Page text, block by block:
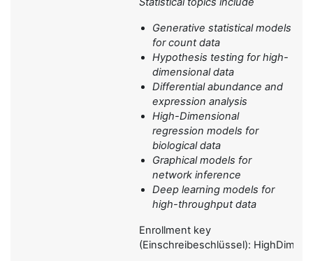
Generative statistical models
for count data
Hypothesis testing for high-
dimensional data
Differential abundance and
expression analysis
High-Dimensional
regression models for
biological data
Graphical models for
network inference
Deep learning models for
high-throughput data
Enrollment key
(Einschreibeschlüssel): HighDimBio